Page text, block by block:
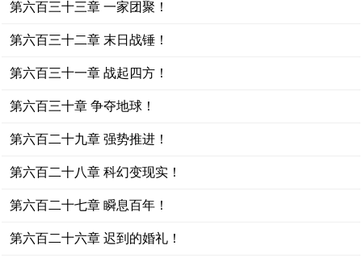
第六百三十三章 一家团聚！
第六百三十二章 末日战锤！
第六百三十一章 战起四方！
第六百三十章 争夺地球！
第六百二十九章 强势推进！
第六百二十八章 科幻变现实！
第六百二十七章 瞬息百年！
第六百二十六章 迟到的婚礼！